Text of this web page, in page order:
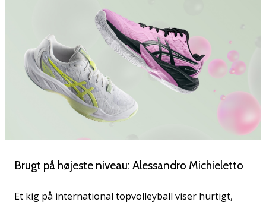
Brugt på højeste niveau: Alessandro Michieletto
Et kig på international topvolleyball viser hurtigt,